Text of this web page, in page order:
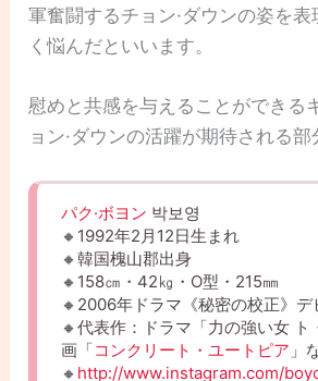
軍奮闘するチョン·ダウンの姿を表
く悩んだといいます。
慰めと共感を与えることができる
ョン·ダウンの活躍が期待される部
パク·ボヨン 박보영
🔸1992年2月12日生まれ
🔸韓国槐山郡出身
🔸158㎝・42㎏・O型・215㎜
🔸2006年ドラマ《秘密の校正》デ
🔸代表作：ドラマ「力の強い女 ト
画「コンクリート・ユートピア 」
🔸 http://www.instagram.com/